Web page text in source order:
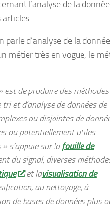
l’analyse de la
articles.
d’analyse de la
métier très en vogue, le
est de produire des méthodes
et d’analyse de données de
ou disjointes de
ou potentiellement utiles.
s’appuie sur lafouille de
du signal, diverses
et lavisualisation de
au nettoyage, à
de bases de données plus